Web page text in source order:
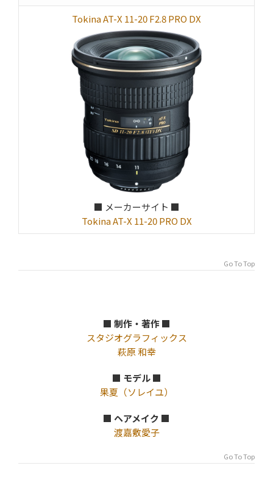
Tokina AT-X 11-20 F2.8 PRO DX
■ メーカーサイト ■
Tokina AT-X 11-20 PRO DX
Go To Top
■ 制作・著作 ■
スタジオグラフィックス
萩原 和幸
■ モデル ■
果夏（ソレイユ）
■ ヘアメイク ■
渡嘉敷愛子
Go To Top